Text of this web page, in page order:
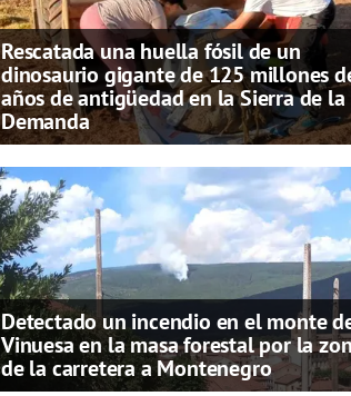
Rescatada una huella fósil de un
dinosaurio gigante de 125 millones
años de antigüedad en la Sierra de la
Demanda
Detectado un incendio en el monte
Vinuesa en la masa forestal por la
de la carretera a Montenegro